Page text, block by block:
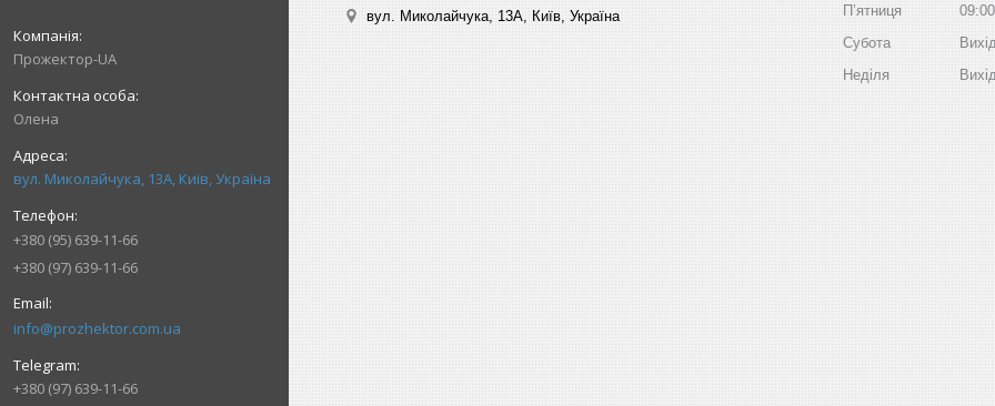
Прожектор-UA
Олена
вул. Миколайчука, 13А, Київ, Україна
+380 (95) 639-11-66
+380 (97) 639-11-66
info@prozhektor.com.ua
+380 (97) 639-11-66
вул. Миколайчука, 13А, Київ, Україна
Пʼятниця
09:00
Субота
Неділя